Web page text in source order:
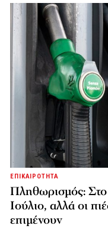
ΕΠΙΚΑΙΡΟΤΗΤΑ
Πληθωρισμός:
Ιούλιο, αλλά οι
επιμένουν